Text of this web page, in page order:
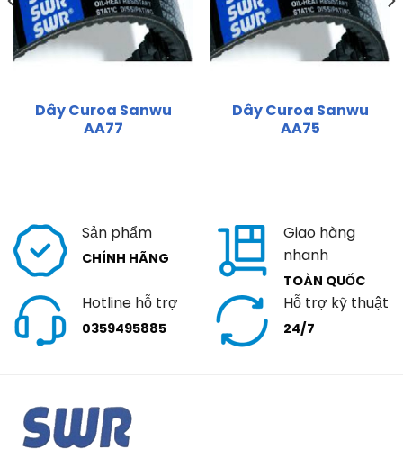
Dây Curoa Sanwu
AA77
Dây Curoa Sanwu
AA75
Sản phẩm
CHÍNH HÃNG
Giao hàng
nhanh
TOÀN QUỐC
Hotline hỗ trợ
0359495885
Hỗ trợ kỹ thuật
24/7